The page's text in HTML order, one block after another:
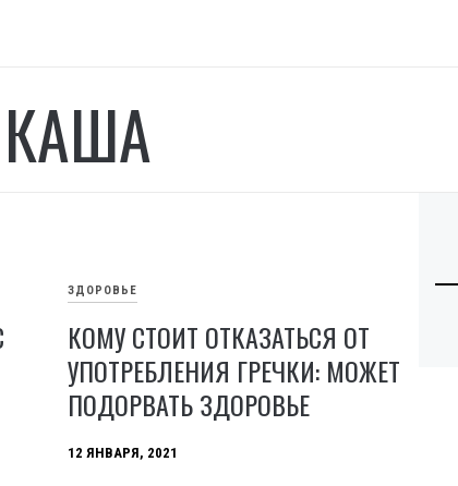
ЗДОРОВЬЕ
КОМУ СТОИТ ОТКАЗАТЬСЯ ОТ
УПОТРЕБЛЕНИЯ ГРЕЧКИ: МОЖЕТ
ПОДОРВАТЬ ЗДОРОВЬЕ
12 ЯНВАРЯ, 2021